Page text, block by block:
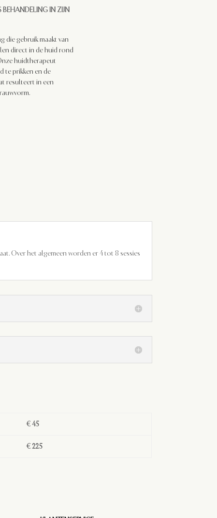
BEHANDELING IN ZIJN
die gebruik maakt van
direct in de huid rond
huidtherapeut
te prikken en de
resulteert in een
Over het algemeen worden er 4 tot 8 sessies
€ 45
€ 225